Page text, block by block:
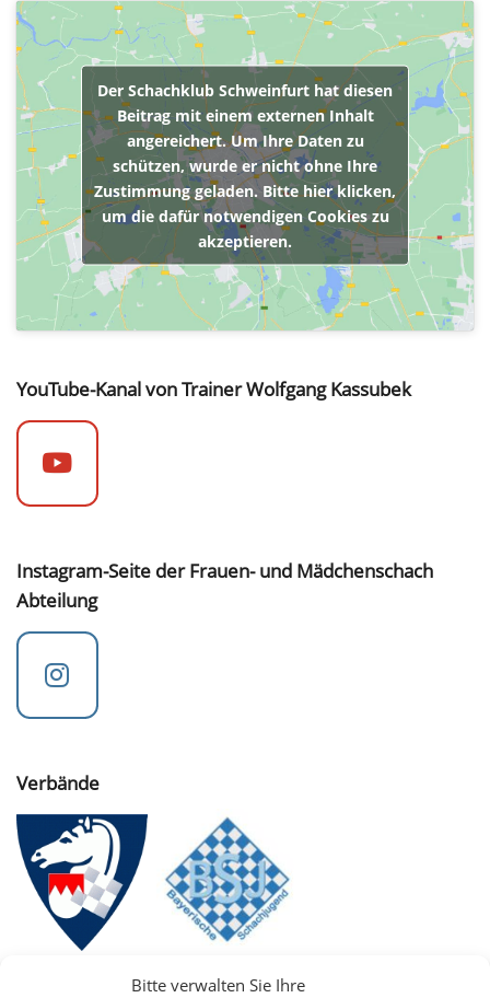
Bitte verwalten Sie Ihre
Der Schachklub Schweinfurt hat diesen
Beitrag mit einem externen Inhalt
angereichert. Um Ihre Daten zu
schützen, wurde er nicht ohne Ihre
Zustimmung geladen. Bitte hier klicken,
um die dafür notwendigen Cookies zu
akzeptieren.
YouTube-Kanal von Trainer Wolfgang Kassubek
Instagram-Seite der Frauen- und Mädchenschach
Abteilung
Verbände